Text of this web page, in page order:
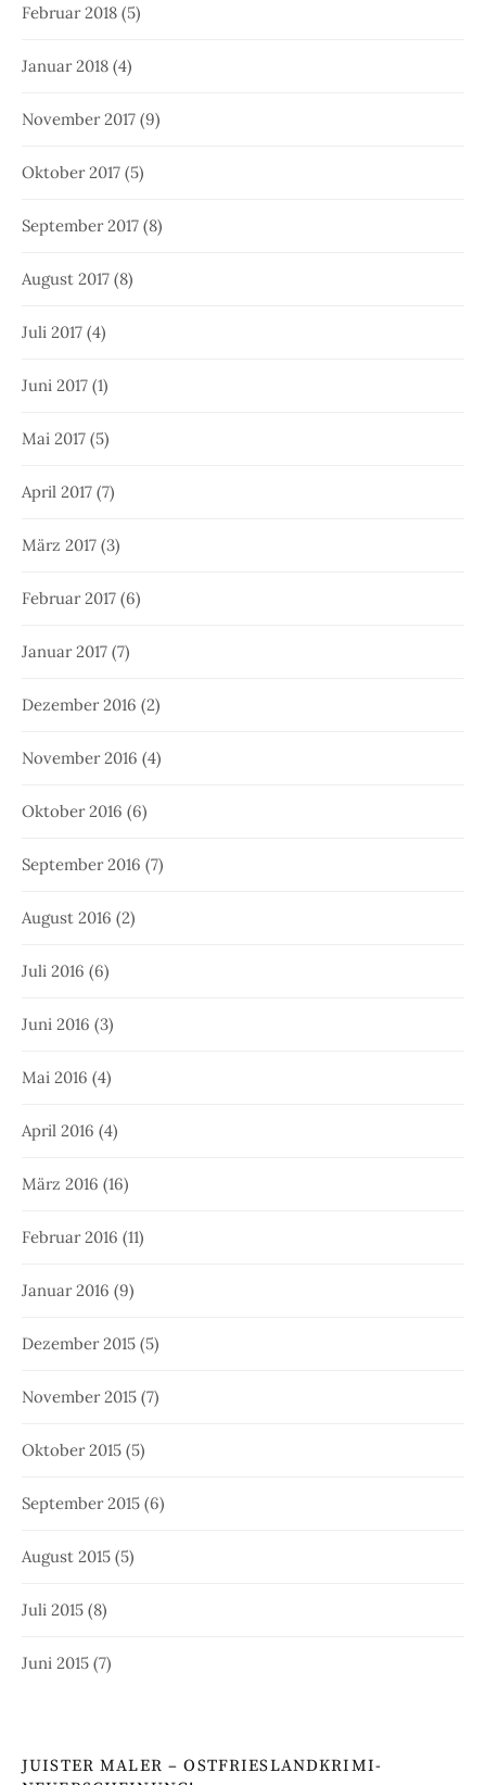
Februar 2018 (5)
Januar 2018 (4)
November 2017 (9)
Oktober 2017 (5)
September 2017 (8)
August 2017 (8)
Juli 2017 (4)
Juni 2017 (1)
Mai 2017 (5)
April 2017 (7)
März 2017 (3)
Februar 2017 (6)
Januar 2017 (7)
Dezember 2016 (2)
November 2016 (4)
Oktober 2016 (6)
September 2016 (7)
August 2016 (2)
Juli 2016 (6)
Juni 2016 (3)
Mai 2016 (4)
April 2016 (4)
März 2016 (16)
Februar 2016 (11)
Januar 2016 (9)
Dezember 2015 (5)
November 2015 (7)
Oktober 2015 (5)
September 2015 (6)
August 2015 (5)
Juli 2015 (8)
Juni 2015 (7)
JUISTER MALER – OSTFRIESLANDKRIMI-